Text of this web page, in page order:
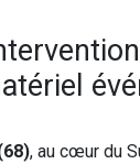
, au cœur du